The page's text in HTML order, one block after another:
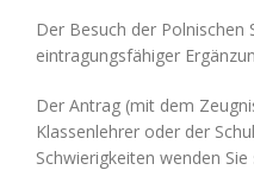
Der Besuch der Polnischen
eintragungsfähiger
Der Antrag (mit dem
Klassenlehrer oder der
Schwierigkeiten wenden